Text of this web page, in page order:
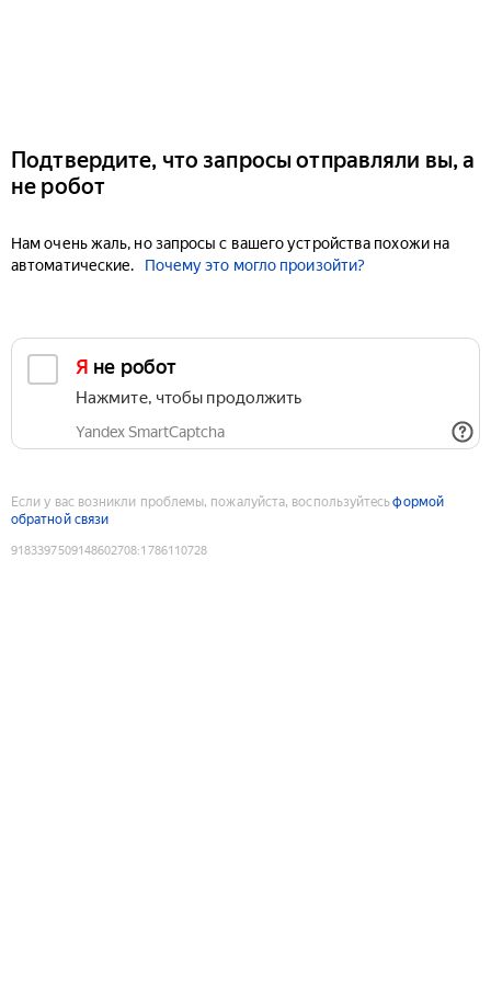
Подтвердите, что запросы отправляли вы, а
не робот
Нам очень жаль, но запросы с вашего устройства похожи на
автоматические.
Почему это могло произойти?
Я не робот
Нажмите, чтобы продолжить
Yandex SmartCaptcha
Если у вас возникли проблемы, пожалуйста, воспользуйтесьформой
обратной связи
9183397509148602708:1786110728